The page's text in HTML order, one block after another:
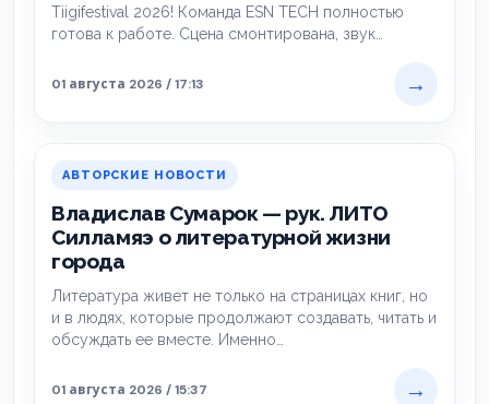
Tiigifestival 2026! Команда ESN TECH полностью
готова к работе. Сцена смонтирована, звук
01 августа 2026 / 17:13
→
АВТОРСКИЕ НОВОСТИ
Владислав Сумарок — рук. ЛИТО
Силламяэ о литературной жизни
города
Литература живет не только на страницах книг, но
и в людях, которые продолжают создавать, читать и
обсуждать ее вместе. Именно…
01 августа 2026 / 15:37 →